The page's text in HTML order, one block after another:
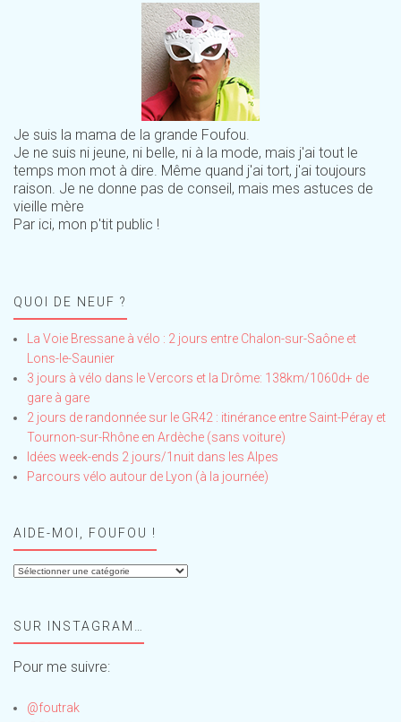
Je suis la mama de la grande Foufou.
Je ne suis ni jeune, ni belle, ni à la mode, mais j'ai tout le
temps mon mot à dire. Même quand j'ai tort, j'ai toujours
raison. Je ne donne pas de conseil, mais mes astuces de
vieille mère
Par ici, mon p'tit public !
QUOI DE NEUF ?
La Voie Bressane à vélo : 2 jours entre Chalon-sur-Saône et
Lons-le-Saunier
3 jours à vélo dans le Vercors et la Drôme: 138km/1060d+ de
gare à gare
2 jours de randonnée sur le GR42 : itinérance entre Saint-Péray et
Tournon-sur-Rhône en Ardèche (sans voiture)
Idées week-ends 2 jours/1nuit dans les Alpes
Parcours vélo autour de Lyon (à la journée)
AIDE-MOI, FOUFOU !
Aide-
!SUR INSTAGRAM…
Pour me suivre:
@foutrak